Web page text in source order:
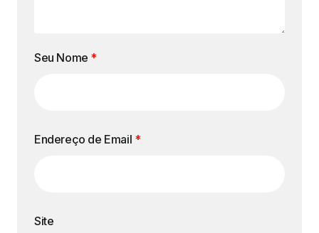
Seu Nome *
Endereço de Email *
Site